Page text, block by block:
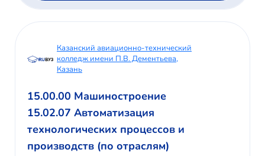
Казанский авиационно-технический
колледж имени П.В. Дементьева,
Казань
15.00.00 Машиностроение
15.02.07 Автоматизация
технологических процессов и
производств (по отраслям)